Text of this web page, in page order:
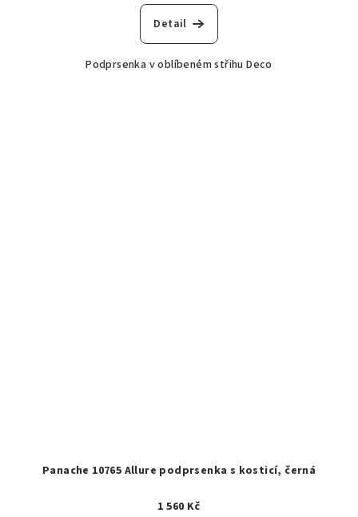
Detail
Podprsenka v oblíbeném střihu Deco
Panache 10765 Allure podprsenka s kosticí, černá
1 560 Kč